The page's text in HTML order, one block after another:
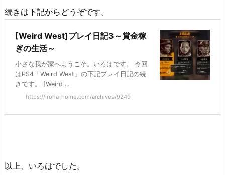
続きは下記からどうぞです。
[Weird West]プレイ日記3～賞金稼
ぎの生活～
小さな我が家へようこそ。いろはです。 今回
はPS4「Weird West」の下記プレイ日記の続
きです。 [Weird ...
https://iroha-home.com/archives/9249
以上、いろはでした。